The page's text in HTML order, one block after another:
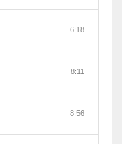
6:18
8:11
8:56